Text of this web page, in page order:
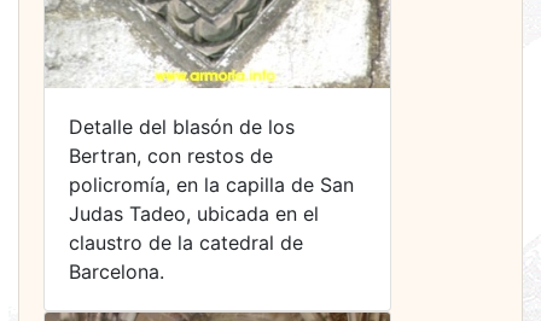
Detalle del blasón de los
Bertran, con restos de
policromía, en la capilla de San
Judas Tadeo, ubicada en el
claustro de la catedral de
Barcelona.